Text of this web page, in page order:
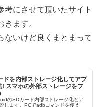
考にさせて頂いたサイト
ます。
ないけど良くまとまって
ドを内部ストレージ化してアプ
! スマホの外部ストレージをフ
のSDカード内部ストレージ化とア
します。PCでadbコマンドを使え